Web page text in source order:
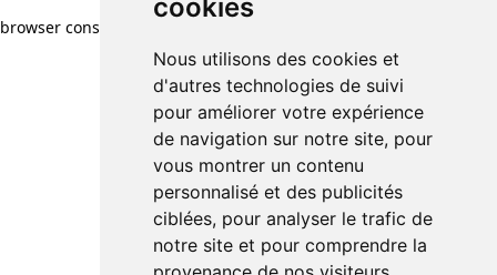
cookies
Nous utilisons des cookies et
d'autres technologies de suivi
pour améliorer votre expérience
de navigation sur notre site, pour
vous montrer un contenu
personnalisé et des publicités
ciblées, pour analyser le trafic de
notre site et pour comprendre la
browser console for more information)